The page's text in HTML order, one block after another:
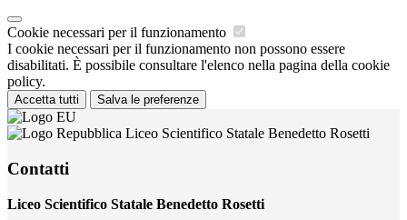
Cookie necessari per il funzionamento
I cookie necessari per il funzionamento non possono essere
disabilitati. È possibile consultare l'elenco nella pagina della cookie
policy.
Accetta tutti Salva le preferenze
Liceo Scientifico Statale Benedetto Rosetti
Contatti
Liceo Scientifico Statale Benedetto Rosetti